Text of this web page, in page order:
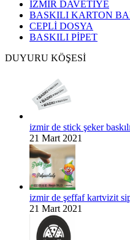
İZMİR DAVETİYE
BASKILI KARTON
CEPLİ DOSYA
BASKILI PİPET
DUYURU KÖŞESİ
izmir de stick şeker
21 Mart 2021
izmir de şeffaf kartvizit
21 Mart 2021